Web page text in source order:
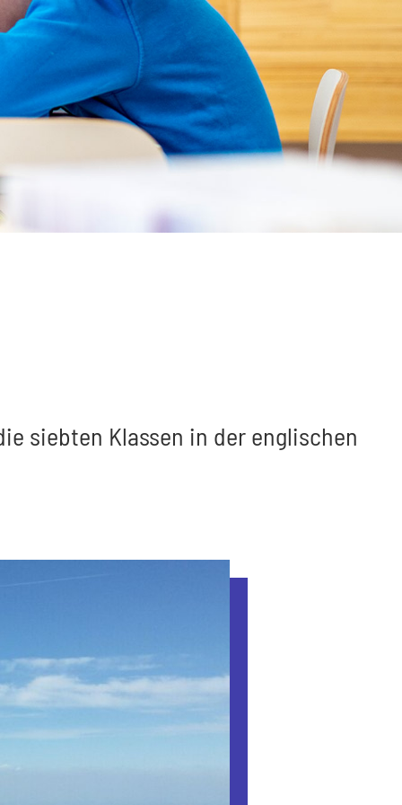
siebten Klassen in der englischen